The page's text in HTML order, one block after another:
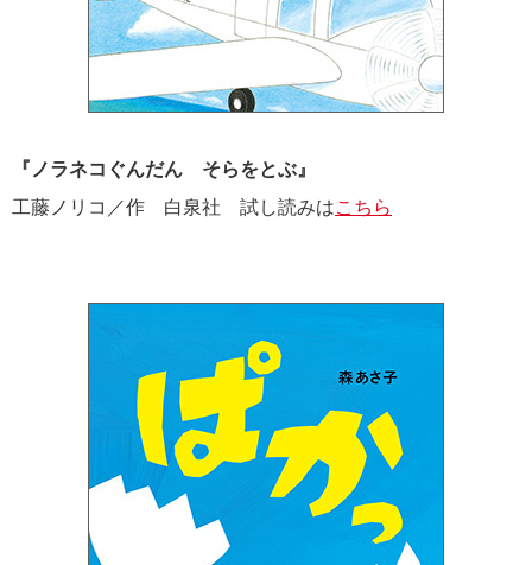
『ノラネコぐんだん そらをとぶ』
工藤ノリコ／作 白泉社 試し読みはこちら